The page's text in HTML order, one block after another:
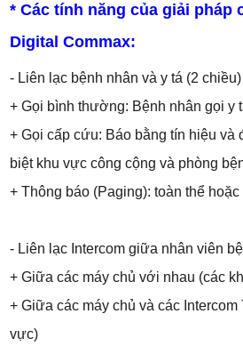
* Các tính năng của giải pháp
Digital Commax:
- Liên lạc bệnh nhân và y tá (2 chiều)
+ Gọi bình thường: Bệnh nhân gọi y
+ Gọi cấp cứu: Báo bằng tín hiệu và
biệt khu vực công cộng và phòng
+ Thông báo (Paging): toàn thể
- Liên lạc Intercom giữa nhân viên
+ Giữa các máy chủ với nhau (các
+ Giữa các máy chủ và các Intercom
vực)